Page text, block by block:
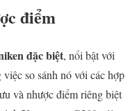
điểm
đặc biệt, nổi bật với
so sánh nó với các hợp
và nhược điểm riêng biệt